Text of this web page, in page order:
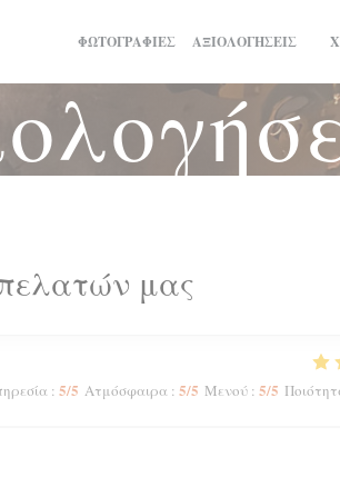
ΦΩΤΟΓΡΑΦΊΕΣ ΑΞΙΟΛΟΓΉΣΕΙΣ
μας
: 5/5 Ατμόσφαιρα : 5/5 Μενού: 5/5